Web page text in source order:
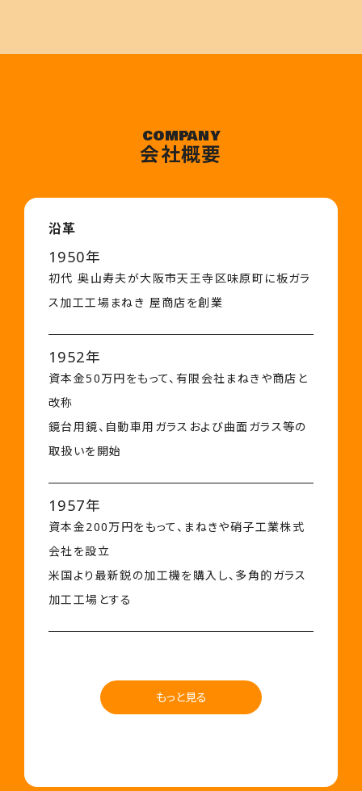
COMPANY
会社概要
沿革
1950年
初代 奥山寿夫が大阪市天王寺区味原町に板ガラ
ス加工工場まねき 屋商店を創業
1952年
資本金50万円をもって、有限会社まねきや商店と
改称
鏡台用鏡、自動車用ガラスおよび曲面ガラス等の
取扱いを開始
1957年
資本金200万円をもって、まねきや硝子工業株式
会社を設立
米国より最新鋭の加工機を購入し、多角的ガラス
加工工場とする
もっと見る